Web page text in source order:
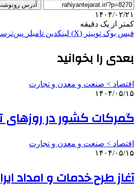
آدرس
۱۴۰۴/۰۲/۲۱
کمتر از یک دقیقه
فیس بوک توییتر (X) لینکدین ‫تامبلر
بعدی را بخوانید
اقتصاد > صنعت و معدن و تجارت
۱۴۰۴/۰۵/۱۵
گمرکات کشور در روزهای
اقتصاد > صنعت و معدن و تجارت
۱۴۰۴/۰۵/۱۵
آغاز طرح خدمات و امداد